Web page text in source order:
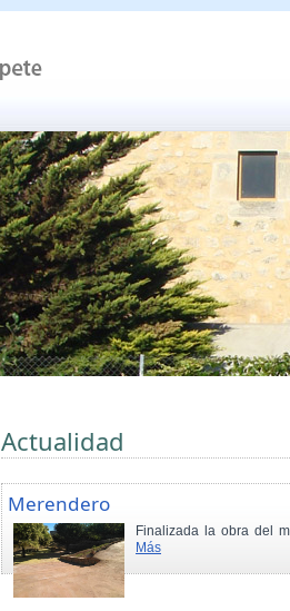
Actualidad
Merendero
Finalizada la obra del
Más